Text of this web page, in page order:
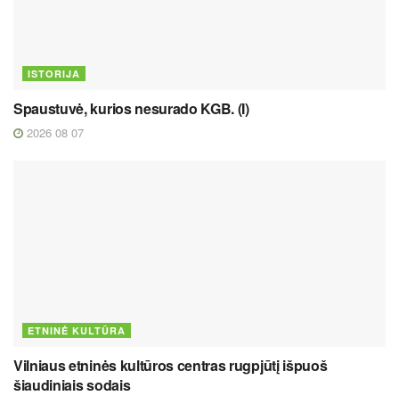
ISTORIJA
Spaustuvė, kurios nesurado KGB. (I)
2026 08 07
ETNINĖ KULTŪRA
Vilniaus etninės kultūros centras rugpjūtį išpuoš
šiaudiniais sodais